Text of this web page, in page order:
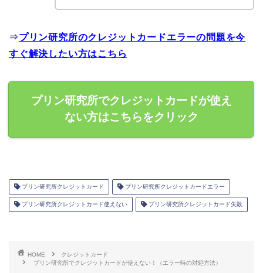
⇒プリン研究所のクレジットカードエラーの問題を今
すぐ解決したい方はこちら
プリン研究所でクレジットカードが使え
ない方はこちらをクリック
プリン研究所クレジットカード プリン研究所クレジットカードエラー
プリン研究所クレジットカード使えない プリン研究所クレジットカード失敗
HOME
クレジットカード
プリン研究所でクレジットカードが使えない！（エラー時の対処方法）